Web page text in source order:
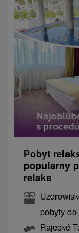
Pobyt
popularny
relaks
pobyty
Rajecké